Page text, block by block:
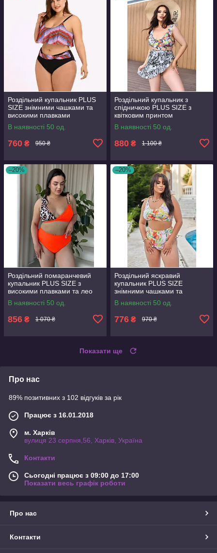
Роздільний купальник PLUS
SIZE знімними чашками та
високими плавками
В наявності 50 од.
760 ₴ 950 ₴
Роздільний купальник з
спідничкою PLUS SIZE з
квітковим принтом
В наявності 50 од.
880 ₴ 1 100 ₴
–20%
Роздільний помаранчевий
купальник PLUS SIZE з
високими плавками та лео
принтом
В наявності 50 од.
856 ₴ 1 070 ₴
–20%
Роздільний яскравий
купальник PLUS SIZE
знімними чашками та
високими плавками
В наявності 50 од.
776 ₴ 970 ₴
Показати ще
Про нас
89% позитивних з 102 відгуків за рік
Працює з 16.01.2018
м. Харків
вулиця 23 серпня,56, Харків, Україна
Контакти
Сьогодні працює з 09:00 до 17:00
Показати весь графік роботи
Про нас
Контакти